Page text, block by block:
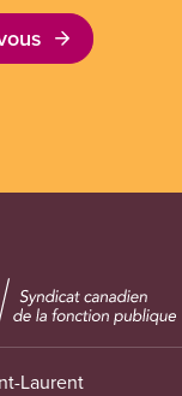
Laurent